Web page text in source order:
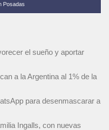
Posadas
el sueño y aportar
a la Argentina al 1% de la
para desenmascarar a
Ingalls, con nuevas